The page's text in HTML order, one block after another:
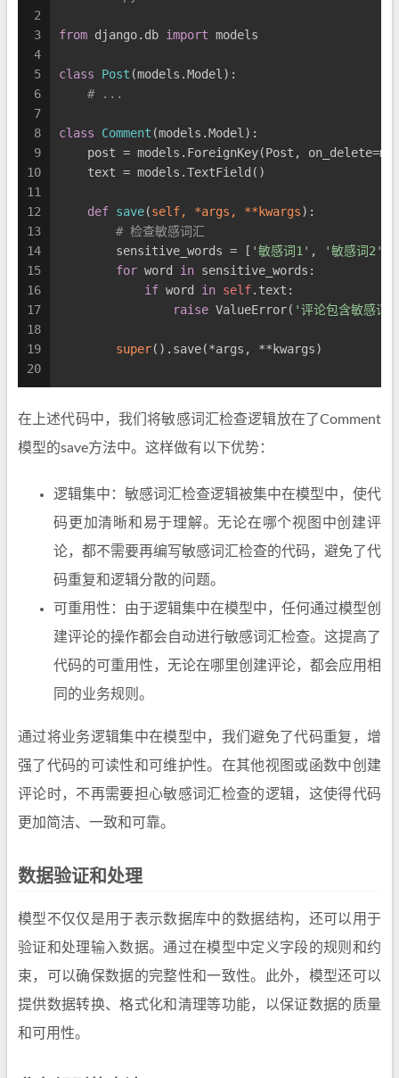
2
3
4
5
6
7
8
9
10
11
12
13
14
15
16
17
18
19
20
from django.db import models
class Post (models.Model):
# ...
class Comment (models.Model):
post = models.ForeignKey(Post,
    text = models.TextField()
def save(self, *args, **kwargs):
# 检查敏感词汇
        sensitive_words = [
'敏感词1' , '敏感词2'
for word in sensitive_words:
if word in self.text:
raise ValueError( '评论包含敏感词
super().save(*args, **kwargs)
在上述代码中，我们将敏感词汇检查逻辑放在了Comment
模型的save方法中。这样做有以下优势：
逻辑集中：敏感词汇检查逻辑被集中在模型中，使代
码更加清晰和易于理解。无论在哪个视图中创建评
论，都不需要再编写敏感词汇检查的代码，避免了代
码重复和逻辑分散的问题。
可重用性：由于逻辑集中在模型中，任何通过模型创
建评论的操作都会自动进行敏感词汇检查。这提高了
代码的可重用性，无论在哪里创建评论，都会应用相
同的业务规则。
通过将业务逻辑集中在模型中，我们避免了代码重复，增
强了代码的可读性和可维护性。在其他视图或函数中创建
评论时，不再需要担心敏感词汇检查的逻辑，这使得代码
更加简洁、一致和可靠。
数据验证和处理
模型不仅仅是用于表示数据库中的数据结构，还可以用于
验证和处理输入数据。通过在模型中定义字段的规则和约
束，可以确保数据的完整性和一致性。此外，模型还可以
提供数据转换、格式化和清理等功能，以保证数据的质量
和可用性。